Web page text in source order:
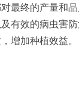
最终的产量和
有效的病虫害
增加种植效益。